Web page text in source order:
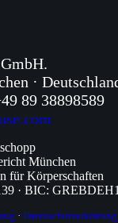
·
89 38898589
München
für Körperschaften
· BIC:
· Datenschutzerklärung